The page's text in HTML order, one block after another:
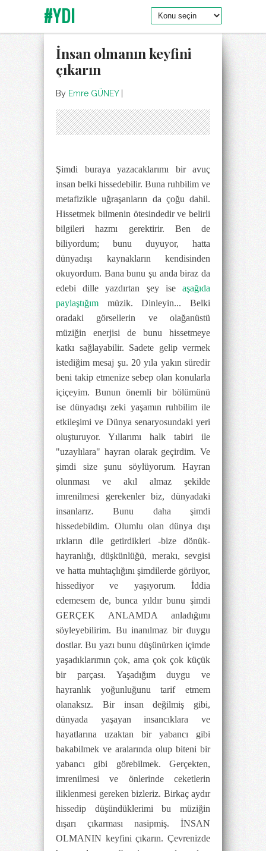
#YDI
İnsan olmanın keyfini
çıkarın
By Emre GÜNEY|
Şimdi buraya yazacaklarımı bir avuç
insan belki hissedebilir. Buna ruhbilim ve
metafizikle uğraşanların da çoğu dahil.
Hissetmek bilmenin ötesindedir ve belirli
bilgileri hazmı gerektirir. Ben de
biliyordum; bunu duyuyor, hatta
dünyadışı kaynakların kendisinden
okuyordum. Bana bunu şu anda biraz da
edebi dille yazdırtan şey ise aşağıda
paylaştığım müzik. Dinleyin... Belki
oradaki görsellerin ve olağanüstü
müziğin enerjisi de bunu hissetmeye
katkı sağlayabilir. Sadete gelip vermek
istediğim mesaj şu. 20 yıla yakın süredir
beni takip etmenize sebep olan konularla
içiçeyim. Bunun önemli bir bölümünü
ise dünyadışı zeki yaşamın ruhbilim ile
etkileşimi ve Dünya senaryosundaki yeri
oluşturuyor. Yıllarımı halk tabiri ile
"uzaylılara" hayran olarak geçirdim. Ve
şimdi size şunu söylüyorum. Hayran
olunması ve akıl almaz şekilde
imrenilmesi gerekenler biz, dünyadaki
insanlarız. Bunu daha şimdi
hissedebildim. Olumlu olan dünya dışı
ırkların dile getirdikleri -bize dönük-
hayranlığı, düşkünlüğü, merakı, sevgisi
ve hatta muhtaçlığını şimdilerde görüyor,
hissediyor ve yaşıyorum. İddia
edemesem de, bunca yıldır bunu şimdi
GERÇEK ANLAMDA anladığımı
söyleyebilirim. Bu inanılmaz bir duygu
dostlar. Bu yazı bunu düşünürken içimde
yaşadıklarımın çok, ama çok çok küçük
bir parçası. Yaşadığım duygu ve
hayranlık yoğunluğunu tarif etmem
olanaksız. Bir insan değilmiş gibi,
dünyada yaşayan insancıklara ve
hayatlarına uzaktan bir yabancı gibi
bakabilmek ve aralarında olup biteni bir
yabancı gibi görebilmek. Gerçekten,
imrenilmesi ve önlerinde ceketlerin
iliklenmesi gereken bizleriz. Birkaç aydır
hissedip düşündüklerimi bu müziğin
dışarı çıkarması nasipmiş. İNSAN
OLMANIN keyfini çıkarın. Çevrenizde